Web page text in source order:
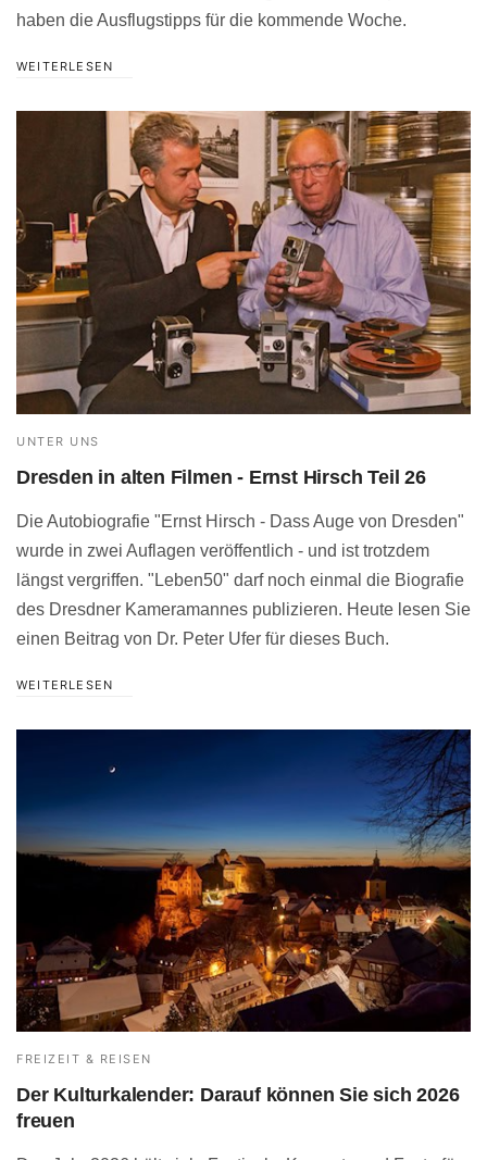
haben die Ausflugstipps für die kommende Woche.
WEITERLESEN
UNTER UNS
Dresden in alten Filmen - Ernst Hirsch Teil 26
Die Autobiografie "Ernst Hirsch - Dass Auge von Dresden"
wurde in zwei Auflagen veröffentlich - und ist trotzdem
längst vergriffen. "Leben50" darf noch einmal die Biografie
des Dresdner Kameramannes publizieren. Heute lesen Sie
einen Beitrag von Dr. Peter Ufer für dieses Buch.
WEITERLESEN
FREIZEIT & REISEN
Der Kulturkalender: Darauf können Sie sich 2026
freuen